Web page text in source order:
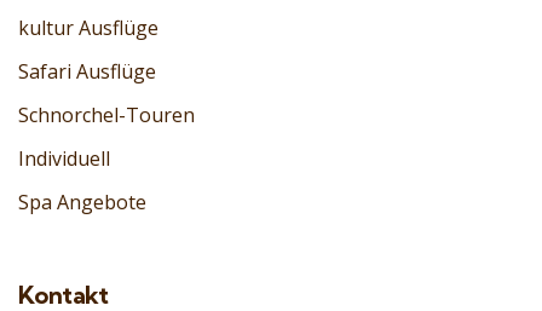
kultur Ausflüge
Safari Ausflüge
Schnorchel-Touren
Individuell
Spa Angebote
Kontakt